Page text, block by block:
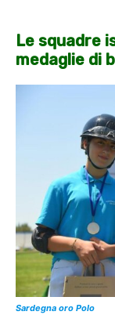
Le squadre
medaglie di
Sardegna oro Polo